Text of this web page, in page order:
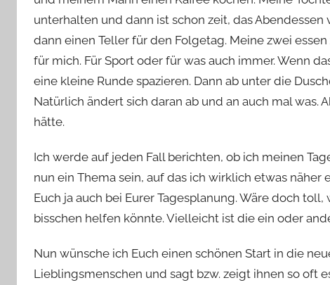
unterhalten und dann ist schon zeit, das
dann einen Teller für den Folgetag. Meine zwei
für mich. Für Sport oder für was auch immer. Wenn
eine kleine Runde spazieren. Dann ab unter die
Natürlich ändert sich daran ab und an auch mal was.
hätte.
Ich werde auf jeden Fall berichten, ob ich meinen
nun ein Thema sein, auf das ich wirklich etwas
Euch ja auch bei Eurer Tagesplanung. Wäre doch
bisschen helfen könnte. Vielleicht ist die ein oder
Nun wünsche ich Euch einen schönen Start in die
Lieblingsmenschen und sagt bzw. zeigt ihnen so oft